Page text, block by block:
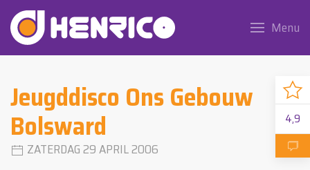
4,9
Menu
Jeugddisco Ons Gebouw
Bolsward
ZATERDAG 29 APRIL 2006